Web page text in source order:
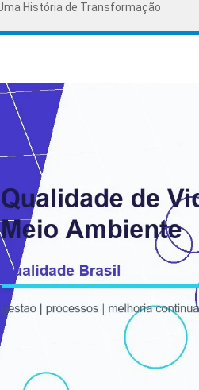
História de Transformação